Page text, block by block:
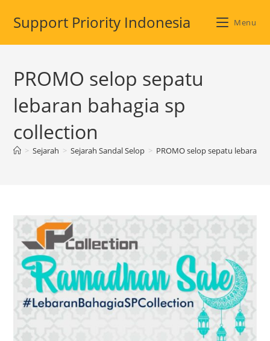
Support Priority Indonesia Menu
PROMO selop sepatu
lebaran bahagia sp
collection
> Sejarah > Sejarah Sandal Selop > PROMO selop sepatu lebaran